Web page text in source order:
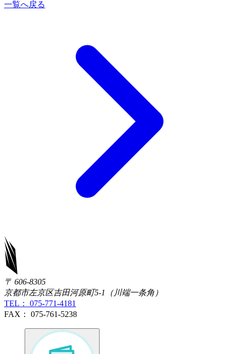
一覧へ戻る
〒 606-8305
京都市左京区吉田河原町5-1（川端一条角）
TEL： 075-771-4181
FAX： 075-761-5238